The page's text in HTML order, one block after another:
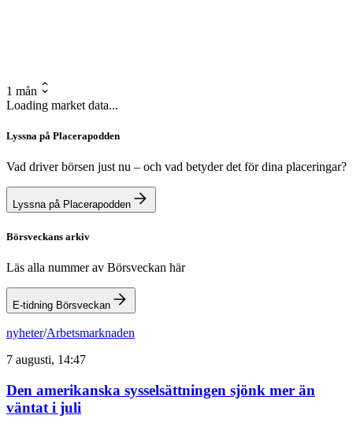
1 mån
Loading market data...
Lyssna på Placerapodden
Vad driver börsen just nu – och vad betyder det för dina placeringar?
Lyssna på Placerapodden
Börsveckans arkiv
Läs alla nummer av Börsveckan här
E-tidning Börsveckan
nyheter/Arbetsmarknaden
7 augusti, 14:47
Den amerikanska sysselsättningen sjönk mer än
väntat i juli